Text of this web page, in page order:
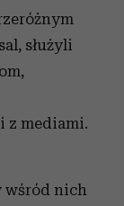
służyli
z mediami.
wśród nich